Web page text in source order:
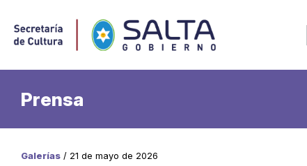
Prensa
Galerías / 21 de mayo de 2026